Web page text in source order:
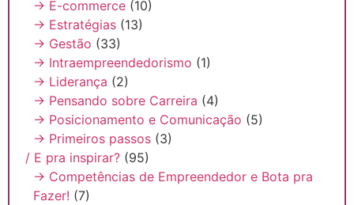
→ E-commerce (10)
→ Estratégias (13)
→ Gestão (33)
→ Intraempreendedorismo (1)
→ Liderança (2)
→ Pensando sobre Carreira (4)
→ Posicionamento e Comunicação (5)
→ Primeiros passos (3)
/ E pra inspirar? (95)
→ Competências de Empreendedor e Bota pra
Fazer! (7)